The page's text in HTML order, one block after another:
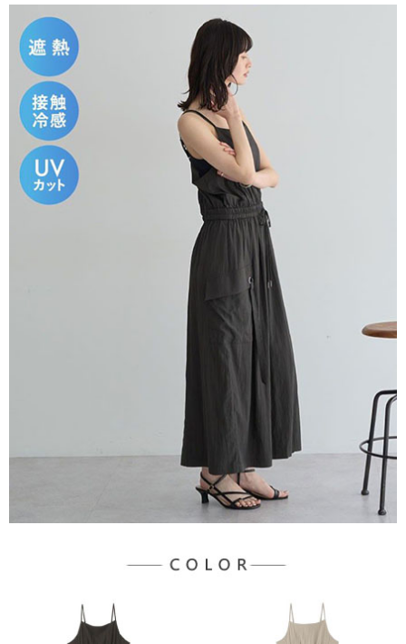
法說明評估內容。
【繳款方式說明】
1.分期款項不併入電信帳單，「大哥付你分期」於每月結算日後寄送繳費提
醒簡訊。
2.透過簡訊連結打開帳單後，可選擇「超商條碼／台灣大直營門市／銀行轉
帳／街口支付／iPASS MONEY」等通路繳費。
【注意事項】
1.本服務係由「台灣大哥大股份有限公司」（以下簡稱本公司）所提供，讓
用戶於交易時，得透過本服務購買商品或服務，並由商店將買賣／分期付款
買賣價金債權讓與本公司後，依約使用本公司帳單繳交帳款。
2.基於同意付款使用「大哥付你分期」之契約關係目的，商店將以您的個人
資料（包含姓名、電話或地址）提供予台灣大哥大進項蒐集、處理及利用，
由本公司與您本人進行分期帳單所需資料之確認、核對及更正。
3.完整用戶服務條款，請詳閱以下連結：
https://oppay.tw/userRule
３．安心：先確認商品／服務後，再付款。
【「AFTEE先享後付」結帳流程】
１．於結帳方式選擇「AFTEE先享後付」後，將跳轉至「AFTEE先享後付」
結帳頁面，進行簡訊認證並確認金額後，即可完成結帳。
２．訂單成立數日內，您將收到繳費通知簡訊。
３．收到繳費通知簡訊後14天內，點擊此簡訊中的連結，可透過四大超商／
ATM／網路銀行／等多元方式進行付款，方視為交易完成。
※ 請注意：結帳手續完成當下不需立刻繳費，但若您需要取消訂單，請聯絡
購買商品的店家。未經商家同意取消之訂單仍視為有效，需透過AFTEE先享
後付繳納相關費用。
※ 交易是否成功請以「AFTEE先享後付 」之結帳頁面顯示為準，若有關於
是否繳費成功／繳費後需取消欲退款等相關疑問，請聯繫「AFTEE先享後付
https://netprotections.freshdesk.com/support/home
１．透過由恩沛科技股份有限公司提供之「AFTEE先享後付」服務完成之交
易，需依本服務之必要範圍內提供個人資料，並將交易相關給付款項請求債
２．關於個人資料處理事宜，請瀏覽以下網址：
３．未成年的使用者請事先徵得法定代理人或監護人之同意方可使用
「AFTEE先享後付」，若未經同意申辦者引起之損失，本公司不負相關責
４．使用「AFTEE先享後付」時，將依據個別帳號之用戶狀況，依本公司即
時審查核予不同之上限額度；若仍有額度不足之情形，本公司將視審查結果
５．嚴禁一人註冊多個帳號或使用他人資訊註冊。若發現惡意使用之情形，
恩沛科技股份有限公司將有權停止該用戶之使用額度並採取法律行動。
全家取貨付款
每筆NT$60，滿NT$388(含以上)免運費
全家純取貨
每筆NT$60，滿NT$388(含以上)免運費
萊爾富取貨付款
每筆NT$60，滿NT$888(含以上)免運費
萊爾富純取貨
每筆NT$60，滿NT$888(含以上)免運費
每筆NT$60，滿NT$888(含以上)免運費
每筆NT$60，滿NT$888(含以上)免運費
每筆NT$90，滿NT$888(含以上)免運費